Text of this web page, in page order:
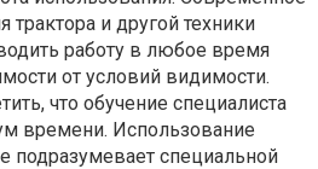
трактора и другой техники
работу в любое время
от условий видимости.
что обучение специалиста
времени. Использование
подразумевает специальной